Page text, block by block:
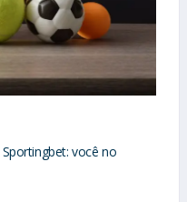
você no